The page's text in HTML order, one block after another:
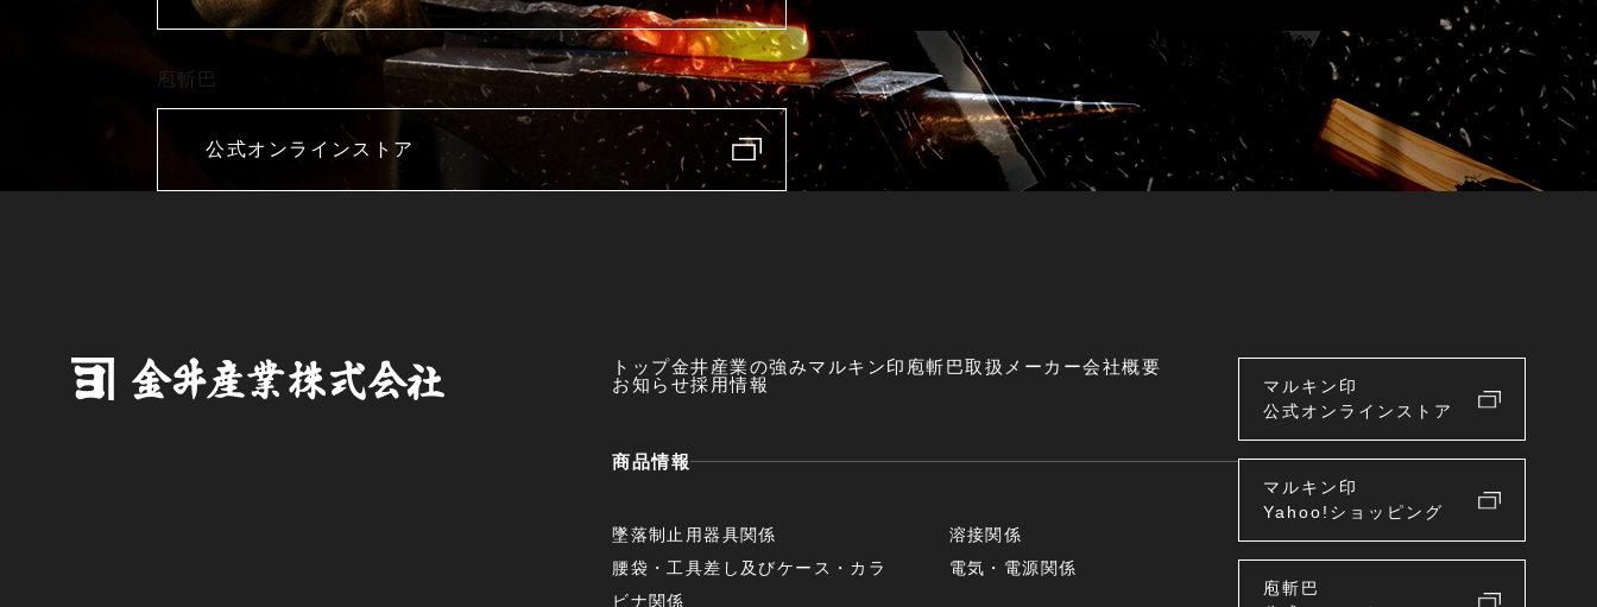
庖斬巴
公式オンラインストア
トップ金井産業の強みマルキン印 庖斬巴取扱メーカー会社概要
お知らせ採用情報
商品情報
墜落制止用器具関係
腰袋・工具差し及びケース・カラ
ビナ関係
溶接関係
電気・電源関係
マルキン印
公式オンラインストア
マルキン印
Yahoo!ショッピング
庖斬巴